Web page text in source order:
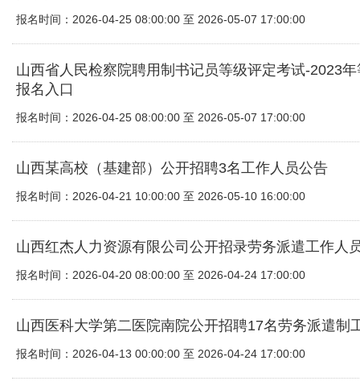
报名时间：2026-04-25 08:00:00 至 2026-05-07 17:00:00
山西省人民检察院聘用制书记员等级评定考试-2023
报名入口
报名时间：2026-04-25 08:00:00 至 2026-05-07 17:00:00
山西某高校（基建部）公开招聘3名工作人员公告
报名时间：2026-04-21 10:00:00 至 2026-05-10 16:00:00
山西红杰人力资源有限公司公开招录劳务派遣工作人
报名时间：2026-04-20 08:00:00 至 2026-04-24 17:00:00
山西医科大学第二医院南院公开招聘17名劳务派遣制
报名时间：2026-04-13 00:00:00 至 2026-04-24 17:00:00